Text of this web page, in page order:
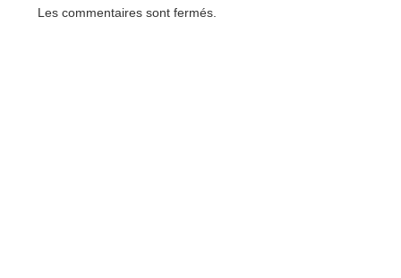
Les commentaires sont fermés.